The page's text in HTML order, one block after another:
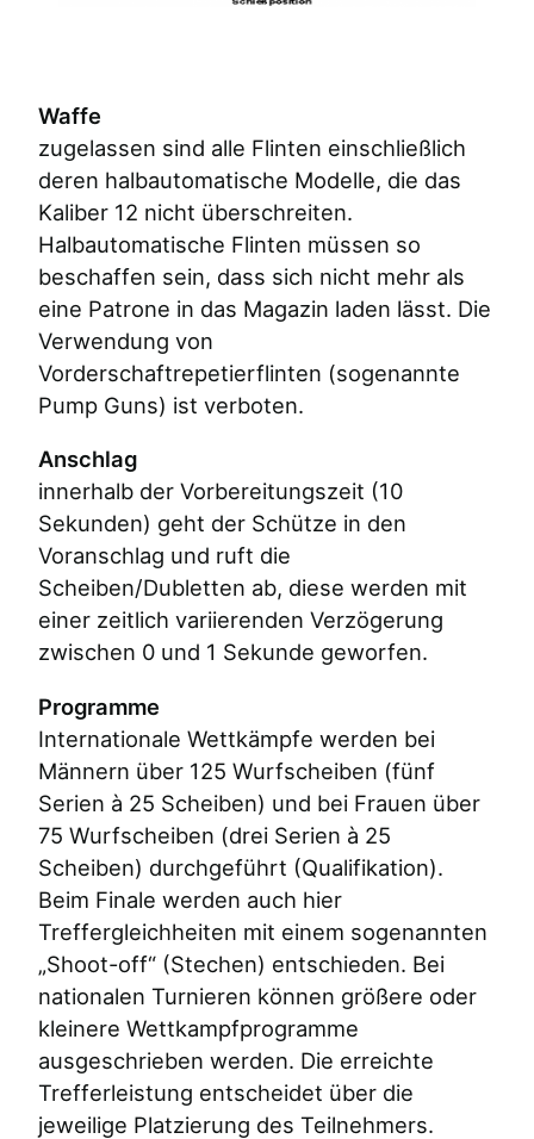
Waffe
zugelassen sind alle Flinten einschließlich
deren halbautomatische Modelle, die das
Kaliber 12 nicht überschreiten.
Halbautomatische Flinten müssen so
beschaffen sein, dass sich nicht mehr als
eine Patrone in das Magazin laden lässt. Die
Verwendung von
Vorderschaftrepetierflinten (sogenannte
Pump Guns) ist verboten.
Anschlag
innerhalb der Vorbereitungszeit (10
Sekunden) geht der Schütze in den
Voranschlag und ruft die
Scheiben/Dubletten ab, diese werden mit
einer zeitlich variierenden Verzögerung
zwischen 0 und 1 Sekunde geworfen.
Programme
Internationale Wettkämpfe werden bei
Männern über 125 Wurfscheiben (fünf
Serien à 25 Scheiben) und bei Frauen über
75 Wurfscheiben (drei Serien à 25
Scheiben) durchgeführt (Qualifikation).
Beim Finale werden auch hier
Treffergleichheiten mit einem sogenannten
„Shoot-off“ (Stechen) entschieden. Bei
nationalen Turnieren können größere oder
kleinere Wettkampfprogramme
ausgeschrieben werden. Die erreichte
Trefferleistung entscheidet über die
jeweilige Platzierung des Teilnehmers.